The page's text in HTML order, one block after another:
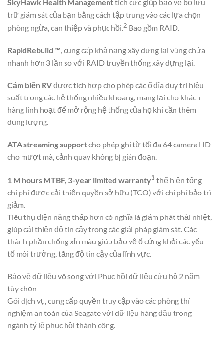
SkyHawk Health Managementtích cực giúp bảo vệ bộ lưu
trữ giám sát của bạn bằng cách tập trung vào các lựa chọn
phòng ngừa, can thiệp và phục hồi.2 Bao gồm RAID.
RapidRebuild ™, cung cấp khả năng xây dựng lại vùng chứa
nhanh hơn 3 lần so với RAID truyền thống xây dựng lại.
Cảm biến RVđược tích hợp cho phép các ổ đĩa duy trì hiệu
suất trong các hệ thống nhiều khoang, mang lại cho khách
hàng linh hoạt để mở rộng hệ thống của họ khi cần thêm
dung lượng.
ATA streaming supportcho phép ghi từ tối đa 64 camera HD
cho mượt mà, cảnh quay không bị gián đoạn.
1 M hours MTBF, 3-year limited warranty3 thể hiện tổng
chi phí được cải thiện quyền sở hữu (TCO) với chi phí bảo trì
giảm.
Tiêu thụ điện năng thấp hơn có nghĩa là giảm phát thải nhiệt,
giúp cải thiện độ tin cậy trong các giải pháp giám sát. Các
thành phần chống xỉn màu giúp bảo vệ ổ cứng khỏi các yếu
tố môi trường, tăng độ tin cậy của lĩnh vực.
Bảo vệ dữ liệu vô song với Phục hồi dữ liệu cứu hộ 2 năm
tùy chọn
Gói dịch vụ, cung cấp quyền truy cập vào các phòng thí
nghiệm an toàn của Seagate với dữ liệu hàng đầu trong
ngành tỷ lệ phục hồi thành công.